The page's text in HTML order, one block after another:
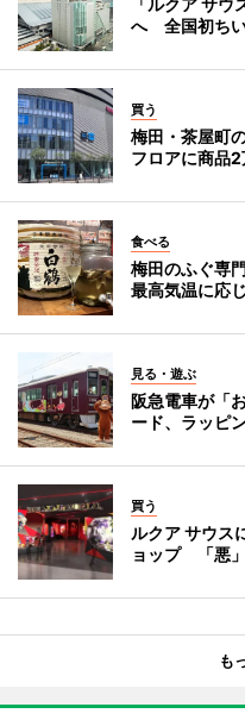
へ 全国初ち
買う
梅田・茶屋町
フロアに商品
食べる
梅田のふぐ専
最高気温に応
見る・遊ぶ
阪急電車が「
ード、ラッピ
買う
ルクア サウス
ョップ 「悪
も